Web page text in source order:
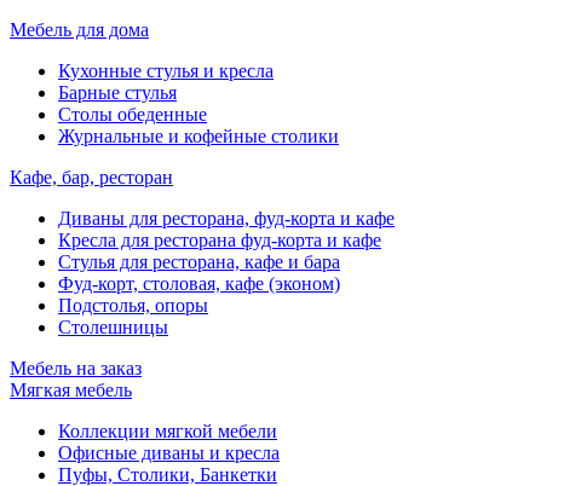
Мебель для дома
Кухонные стулья и кресла
Барные стулья
Столы обеденные
Журнальные и кофейные столики
Кафе, бар, ресторан
Диваны для ресторана, фуд-корта и кафе
Кресла для ресторана фуд-корта и кафе
Стулья для ресторана, кафе и бара
Фуд-корт, столовая, кафе (эконом)
Подстолья, опоры
Столешницы
Мебель на заказ
Мягкая мебель
Коллекции мягкой мебели
Офисные диваны и кресла
Пуфы, Столики, Банкетки